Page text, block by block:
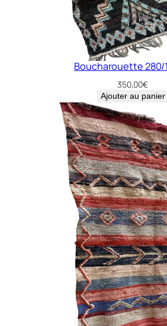
Boucharouette 280/
350,00€
Ajouter au panier